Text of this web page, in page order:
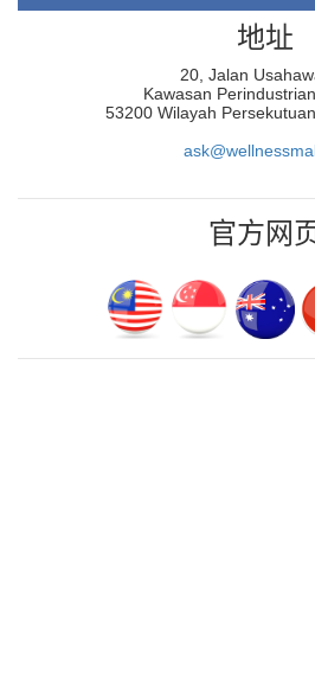
地址
20, Jalan
Kawasan
53200 Wilayah
官方网